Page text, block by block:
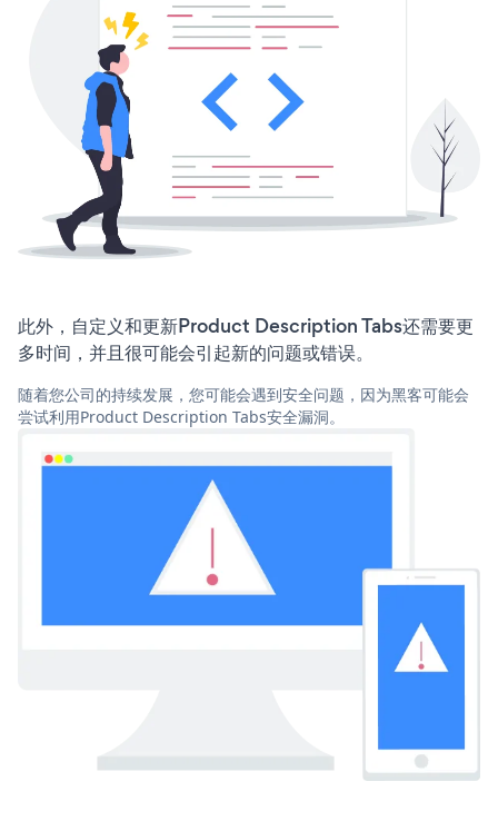
此外，自定义和更新Product Description Tabs还需要更
多时间，并且很可能会引起新的问题或错误。
随着您公司的持续发展，您可能会遇到安全问题，因为黑客可能会
尝试利用Product Description Tabs安全漏洞。